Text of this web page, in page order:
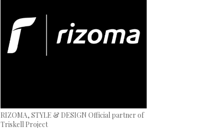
RIZOMA, STYLE & DESIGN Official partner of
Triskell Project